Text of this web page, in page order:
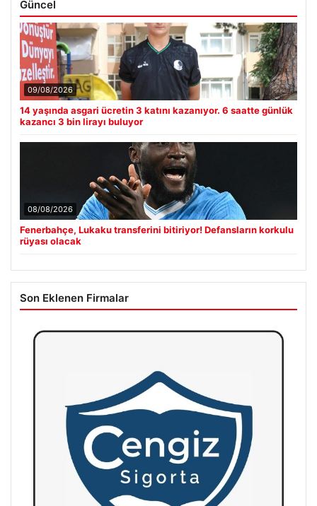
Güncel
09/08/2026
14 yaşında asgari ücretin 3 katını kazanıyor. 6 saatte günlük
kazancı 3 bin lirayı buluyor
08/08/2026
Fenerbahçe, Lukaku transferini bitiriyor! Defansların korkulu
rüyası olacak
Son Eklenen Firmalar